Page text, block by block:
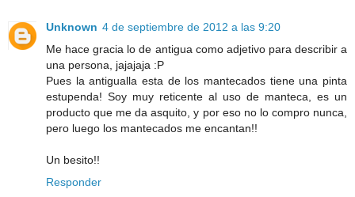
Unknown 4 de septiembre de 2012 a las 9:20
Me hace gracia lo de antigua como adjetivo para describir a
una persona, jajajaja :P
Pues la antigualla esta de los mantecados tiene una pinta
estupenda! Soy muy reticente al uso de manteca, es un
producto que me da asquito, y por eso no lo compro nunca,
pero luego los mantecados me encantan!!
Un besito!!
Responder